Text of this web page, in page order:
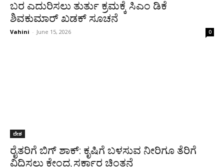
ಬರ ಎದುರಿಸಲು ತುರ್ತು ಕ್ರಮಕ್ಕೆ ಸಿಎಂ ಡಿಕೆ
ಶಿವಕುಮಾರ್ ಖಡಕ್ ಸೂಚನೆ
Vahini - June 15, 2026 0
ದೇಶ
ರೈತರಿಗೆ ಬಿಗ್ ಶಾಕ್: ಕೃಷಿಗೆ ಬಳಸುವ ನೀರಿಗೂ ತೆರಿಗೆ
ವಿಧಿಸಲು ಕೇಂದ್ರ ಸರ್ಕಾರ ಚಿಂತನೆ